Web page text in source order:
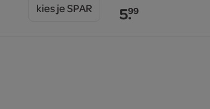
kies je SPAR 5.99